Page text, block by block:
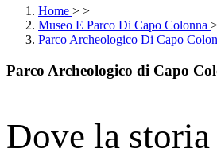
Home > >
Museo E Parco Di Capo Colonna >
Parco Archeologico Di Capo
Parco Archeologico di Capo
Dove la